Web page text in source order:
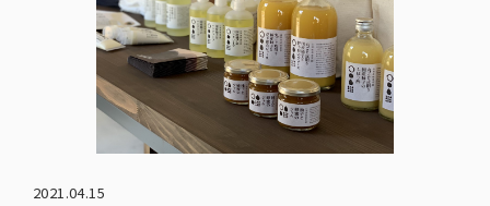
2021.04.15